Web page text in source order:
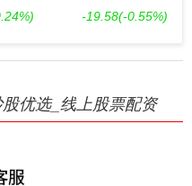
-19.58(-0.55%)
优选_线上股票配资